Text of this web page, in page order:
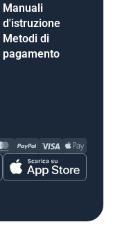
Manuali
d'istruzione
Metodi di
pagamento